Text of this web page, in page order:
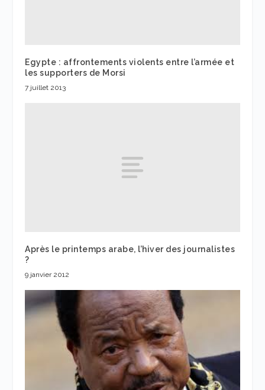
Egypte : affrontements violents entre l’armée et
les supporters de Morsi
7 juillet 2013
Après le printemps arabe, l’hiver des journalistes
?
9 janvier 2012